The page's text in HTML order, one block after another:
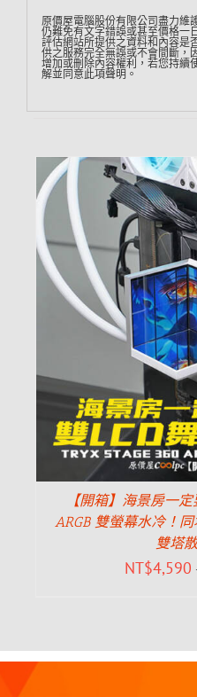
原價屋電腦股份有限公司盡力維
仍難免有文字錯誤或甚至價格一
評估網站所提供之資料和內容是
供之服務完全無誤或不會間斷，
增加或刪除內容權利，若您持續
解並同意此項聲明。
【開箱】海景房一
ARGB 雙螢幕水冷！
雙塔
NT$4,590